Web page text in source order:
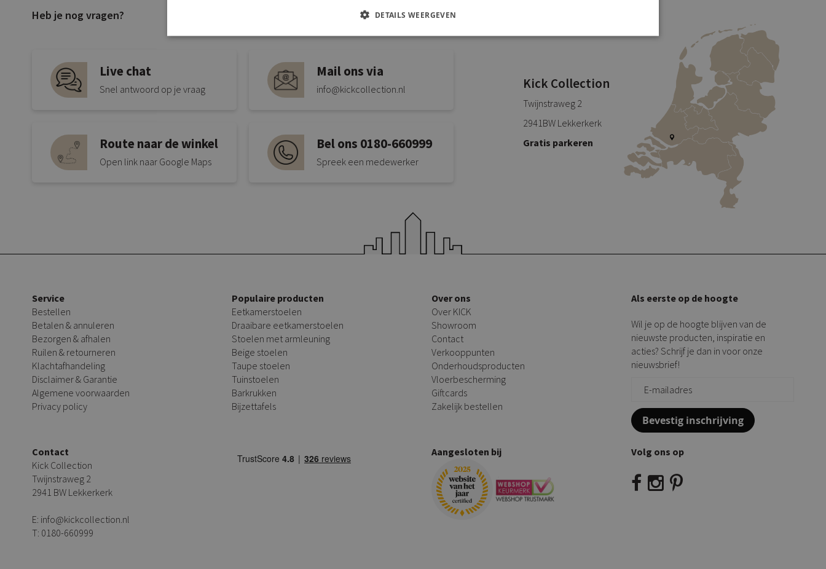
Heb je nog vragen?
Live chat
Snel antwoord op je vraag
Mail ons via
info@kickcollection.nl
Route naar de winkel
Open link naar Google Maps
Bel ons 0180-660999
Spreek een medewerker
Kick Collection
Twijnstraweg 2
2941BW Lekkerkerk
Gratis parkeren
Service
Bestellen
Betalen & annuleren
Bezorgen & afhalen
Ruilen & retourneren
Klachtafhandeling
Disclaimer & Garantie
Algemene voorwaarden
Privacy policy
Populaire producten
Eetkamerstoelen
Draaibare eetkamerstoelen
Stoelen met armleuning
Beige stoelen
Taupe stoelen
Tuinstoelen
Barkrukken
Bijzettafels
Over ons
Over KICK
Showroom
Contact
Verkooppunten
Onderhoudsproducten
Vloerbescherming
Giftcards
Zakelijk bestellen
Als eerste op de hoogte
Wil je op de hoogte blijven van de
nieuwste producten, inspiratie en
acties? Schrijf je dan in voor onze
nieuwsbrief!
Bevestig inschrijving
Contact
Kick Collection
Twijnstraweg 2
2941 BW Lekkerkerk
E: info@kickcollection.nl
T: 0180-660999
Aangesloten bij Volg ons op
DETAILS WEERGEVEN